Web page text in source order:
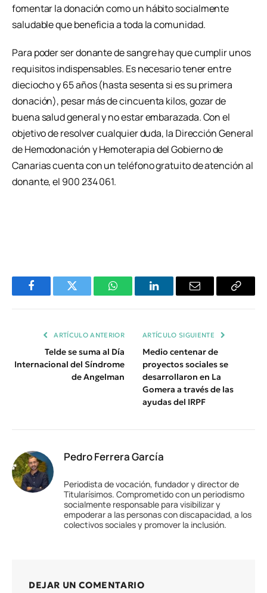
fomentar la donación como un hábito socialmente
saludable que beneficia a toda la comunidad.
Para poder ser donante de sangre hay que cumplir unos
requisitos indispensables. Es necesario tener entre
dieciocho y 65 años (hasta sesenta si es su primera
donación), pesar más de cincuenta kilos, gozar de
buena salud general y no estar embarazada. Con el
objetivo de resolver cualquier duda, la Dirección General
de Hemodonación y Hemoterapia del Gobierno de
Canarias cuenta con un teléfono gratuito de atención al
donante, el 900 234 061.
FacebookTwitter WhatsAppLinkedInEmail
Copiar
ARTÍCULO ANTERIOR
Telde se suma al Día
Internacional del Síndrome
de Angelman
ARTÍCULO SIGUIENTE
Medio centenar de
proyectos sociales se
desarrollaron en La
Gomera a través de las
ayudas del IRPF
Pedro Ferrera García
Periodista de vocación, fundador y director de
Titularísimos. Comprometido con un periodismo
socialmente responsable para visibilizar y
empoderar a las personas con discapacidad, a los
colectivos sociales y promover la inclusión.
DEJAR UN COMENTARIO